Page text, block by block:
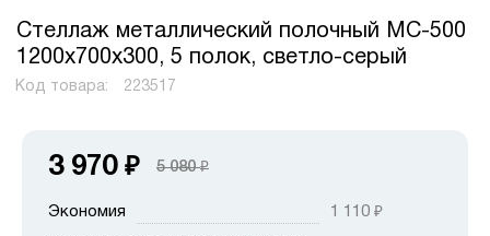
Стеллаж металлический полочный МС-500
1200х700х300, 5 полок, светло-серый
Код товара: 223517
3 970 ₽ 5 080₽
Экономия 1 110 ₽